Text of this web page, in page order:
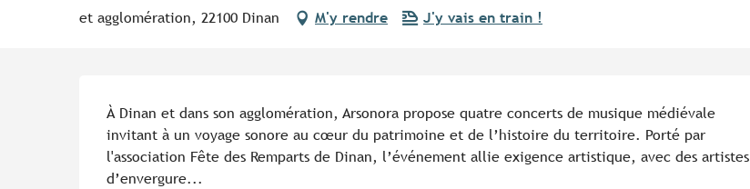
et agglomération, 22100 Dinan M'y rendre J'y vais en train !
À Dinan et dans son agglomération, Arsonora propose quatre concerts de musique médiévale
invitant à un voyage sonore au cœur du patrimoine et de l’histoire du territoire. Porté par
l'association Fête des Remparts de Dinan, l’événement allie exigence artistique, avec des artistes
d’envergure...